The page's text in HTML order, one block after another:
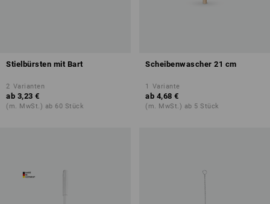
Stielbürsten mit Bart
2 Varianten
ab 3,23 €
(m. MwSt.) ab 60 Stück
Scheibenwascher 21 cm
1 Variante
ab 4,68 €
(m. MwSt.) ab 5 Stück